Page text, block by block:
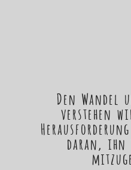
Den Wandel
verstehen
daran,